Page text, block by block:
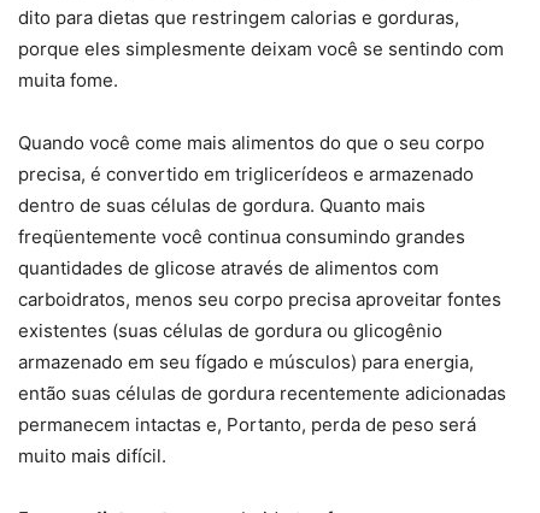
dito para dietas que restringem calorias e gorduras,
porque eles simplesmente deixam você se sentindo com
muita fome.
Quando você come mais alimentos do que o seu corpo
precisa, é convertido em triglicerídeos e armazenado
dentro de suas células de gordura. Quanto mais
freqüentemente você continua consumindo grandes
quantidades de glicose através de alimentos com
carboidratos, menos seu corpo precisa aproveitar fontes
existentes (suas células de gordura ou glicogênio
armazenado em seu fígado e músculos) para energia,
então suas células de gordura recentemente adicionadas
permanecem intactas e, Portanto, perda de peso será
muito mais difícil.